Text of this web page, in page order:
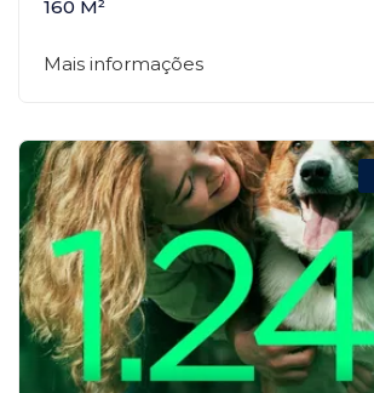
160 M²
Mais informações